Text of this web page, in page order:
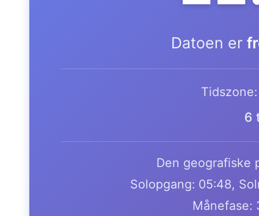
Datoen er
Tidszone:
6
Den geografiske
Solopgang: 05:48,
Månefase: